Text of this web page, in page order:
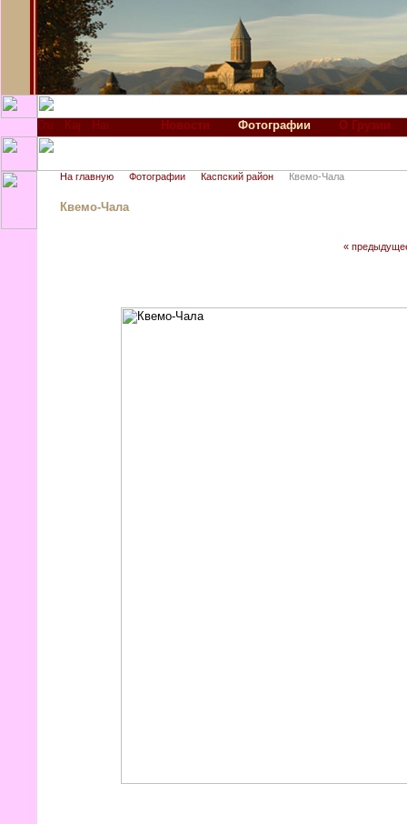
Новости Фотографии О Грузии
На главную Фотографии Каспский район Квемо-Чала
Квемо-Чала
«